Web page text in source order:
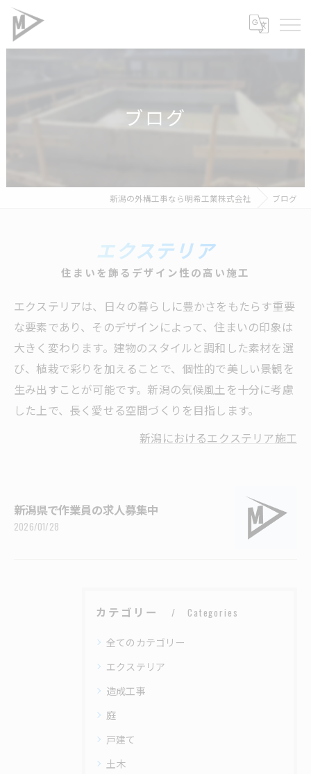
ブログ
新潟の外構工事なら明希工業株式会社 ブログ
エクステリア
住まいを飾るデザイン性の高い施工
エクステリアは、日々の暮らしに豊かさをもたらす重要
な要素であり、そのデザインによって、住まいの印象は
大きく変わります。建物のスタイルと調和した素材を選
び、植栽で彩りを加えることで、個性的で美しい景観を
生み出すことが可能です。新潟の気候風土を十分に考慮
した上で、長く愛せる空間づくりを目指します。
新潟におけるエクステリア施工
新潟県で作業員の求人募集中
2026/01/28
カテゴリー Categories
全てのカテゴリー
エクステリア
造成工事
庭
戸建て
土木